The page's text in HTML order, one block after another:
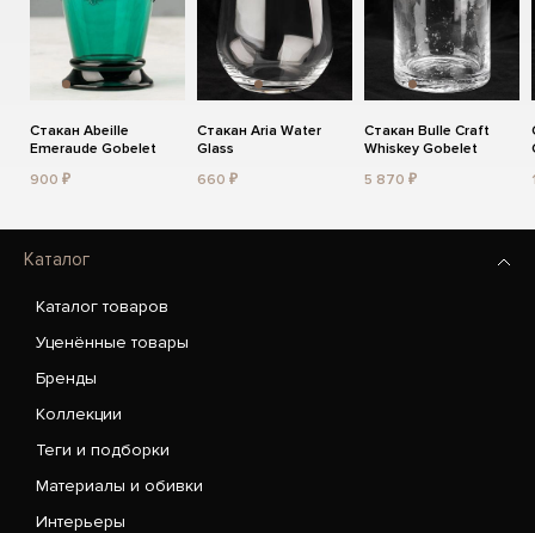
Стакан Abeille
Emeraude Gobelet
900 ₽
Стакан Aria Water
Glass
660 ₽
Стакан Bulle Craft
Whiskey Gobelet
5 870 ₽
Каталог
Каталог товаров
Уценённые товары
Бренды
Коллекции
Теги и подборки
Материалы и обивки
Интерьеры